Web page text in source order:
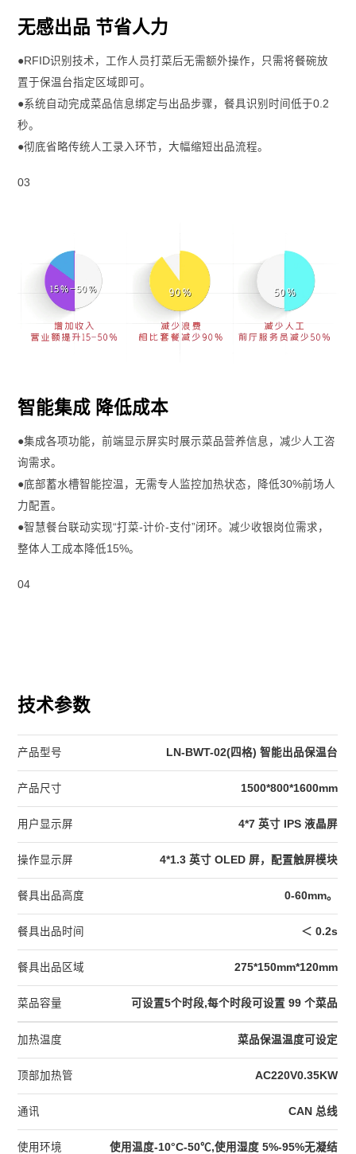
无感出品 节省人力
●RFID识别技术，​工作人员打菜后无需额外操作，只需将餐碗放
置于保温台指定区域即可。
●系统自动完成菜品信息绑定与出品步骤，餐具识别时间低于0.2
秒。
●彻底省略传统人工录入环节，大幅缩短出品流程。
03
智能集成 降低成本
●集成各项功能，前端显示屏实时展示菜品营养信息，减少人工咨
询需求。
●底部蓄水槽智能控温，无需专人监控加热状态，降低30%前场人
力配置。
●智慧餐台联动实现“打菜-计价-支付”闭环。减少收银岗位需求，
整体人工成本降低15%。
04
技术参数
产品型号 LN-BWT-02(四格) 智能出品保温台
产品尺寸 1500*800*1600mm
用户显示屏 4*7 英寸 IPS 液晶屏
操作显示屏 4*1.3 英寸 OLED 屏，配置触屏模块
餐具出品高度 0-60mm。
餐具出品时间 ＜ 0.2s
餐具出品区域 275*150mm*120mm
菜品容量 可设置5个时段,每个时段可设置 99 个菜品
加热温度 菜品保温温度可设定
顶部加热管 AC220V0.35KW
通讯 CAN 总线
使用环境 使用温度-10°C-50℃,使用湿度 5%-95%无凝结